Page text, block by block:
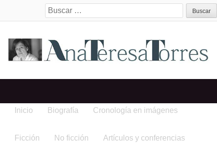
Search
for:
Inicio Biografía Cronología en imágenes
Ficción No ficción Artículos y conferencias